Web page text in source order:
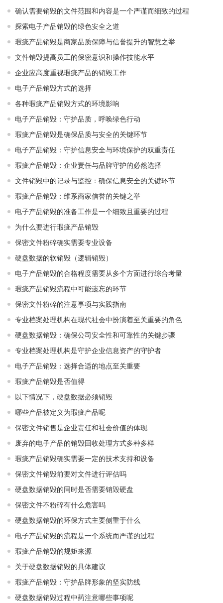
确认需要销毁的文件范围和内容是一个严谨而细致的过程
探索电子产品销毁的绿色安全之道
瑕疵产品销毁是商家品质保障与信誉提升的智慧之举
文件销毁提高员工的保密意识和操作技能水平
企业应高度重视瑕疵产品的销毁工作
电子产品销毁方式的选择
各种瑕疵产品销毁方式的环境影响
电子产品销毁：守护品质，呼唤绿色行动
瑕疵产品销毁是确保品质与安全的关键环节
电子产品销毁：守护信息安全与环境保护的双重责任
瑕疵产品销毁：企业责任与品牌守护的必然选择
文件销毁中的记录与监控：确保信息安全的关键环节
瑕疵产品销毁：维系商家信誉的关键之举
电子产品销毁的准备工作是一个细致且重要的过程
为什么要进行瑕疵产品销毁
保密文件粉碎确实需要专业设备
硬盘数据的软销毁（逻辑销毁）
电子产品销毁的合格程度需要从多个方面进行综合考量
瑕疵产品销毁流程中可能遗忘的环节
保密文件粉碎的注意事项与实践指南
专业档案处理机构在现代社会中扮演着至关重要的角色
硬盘数据销毁：确保公司安全性和可靠性的关键步骤
专业档案处理机构是守护企业信息资产的守护者
电子产品销毁：选择合适的地点至关重要
瑕疵产品销毁是否值得
以下情况下，硬盘数据必须销毁
哪些产品被定义为瑕疵产品呢
保密文件销售是企业责任和社会价值的体现
废弃的电子产品的销毁回收处理方式多种多样
瑕疵产品销毁确实需要一定的技术支持和设备
保密文件销毁前要对文件进行评估吗
硬盘数据销毁的同时是否需要销毁硬盘
保密文件不粉碎有什么危害吗
硬盘数据销毁的环保方式主要侧重于什么
电子产品销毁的流程是一个系统而严谨的过程
瑕疵产品销毁的规矩来源
关于硬盘数据销毁的具体建议
瑕疵产品销毁：守护品牌形象的坚实防线
硬盘数据销毁过程中药注意哪些事项呢